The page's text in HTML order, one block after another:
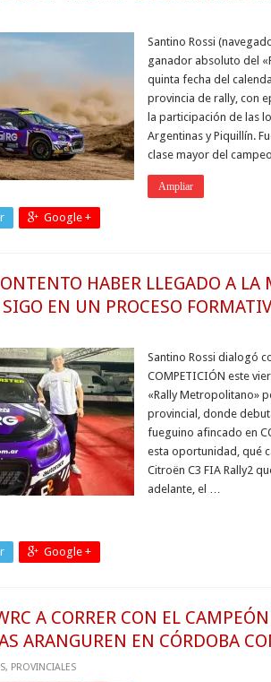
Santino Rossi
ganador absoluto del
quinta fecha del
provincia de rally, con
la participación de las
Argentinas y Piquillín.
clase mayor del
Ampliar
Google +
HABER LLEGADO A LA
EN UN PROCESO
Santino Rossi dialogó
COMPETICIÓN este
«Rally Metropolitano»
provincial, donde
fueguino afincado en
esta oportunidad, qué
Citroën C3 FIA Rally2
adelante, el …
Google +
A CORRER CON EL
ARANGUREN EN CÓRDOBA
, PROVINCIALES